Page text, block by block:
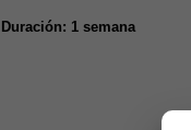
Duración: 1 semana